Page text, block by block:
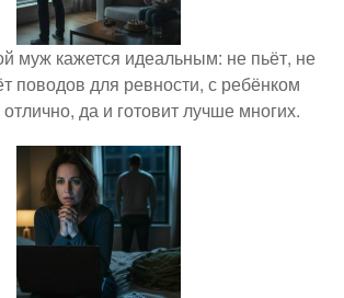
муж кажется идеальным: не пьёт, не
поводов для ревности, с ребёнком
да и готовит лучше многих.